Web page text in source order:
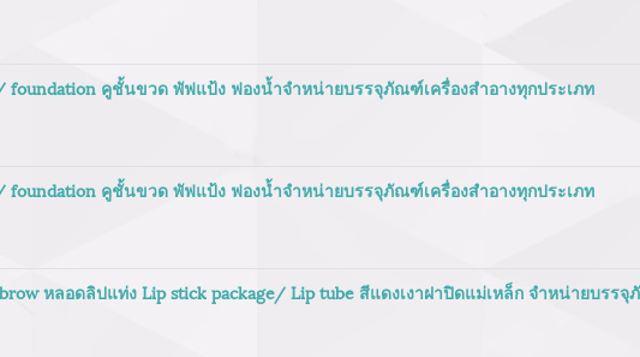
คูชั้นขวด พัฟแป้ง ฟองน้ำจำหน่ายบรรจุภัณฑ์เครื่องสำอางทุกประเภท
คูชั้นขวด พัฟแป้ง ฟองน้ำจำหน่ายบรรจุภัณฑ์เครื่องสำอางทุกประเภท
หลอดลิปแท่ง Lip stick package/ Lip tube สีแดงเงาฝาปิดแม่เหล็ก จำหน่ายบรรจุ